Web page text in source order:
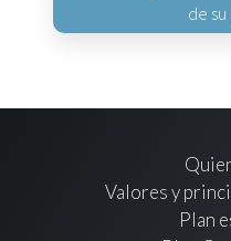
de
Valores y
Plan